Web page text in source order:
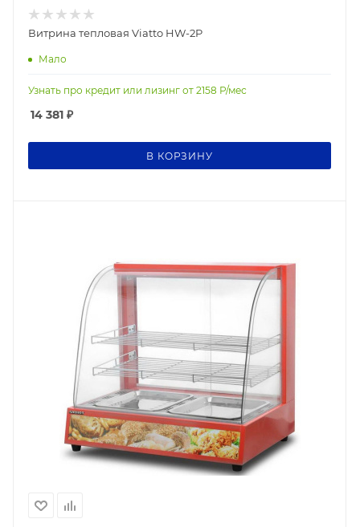
Витрина тепловая Viatto HW-2P
Мало
Узнать про кредит или лизинг от 2158 Р/мес
14 381 ₽
В КОРЗИНУ